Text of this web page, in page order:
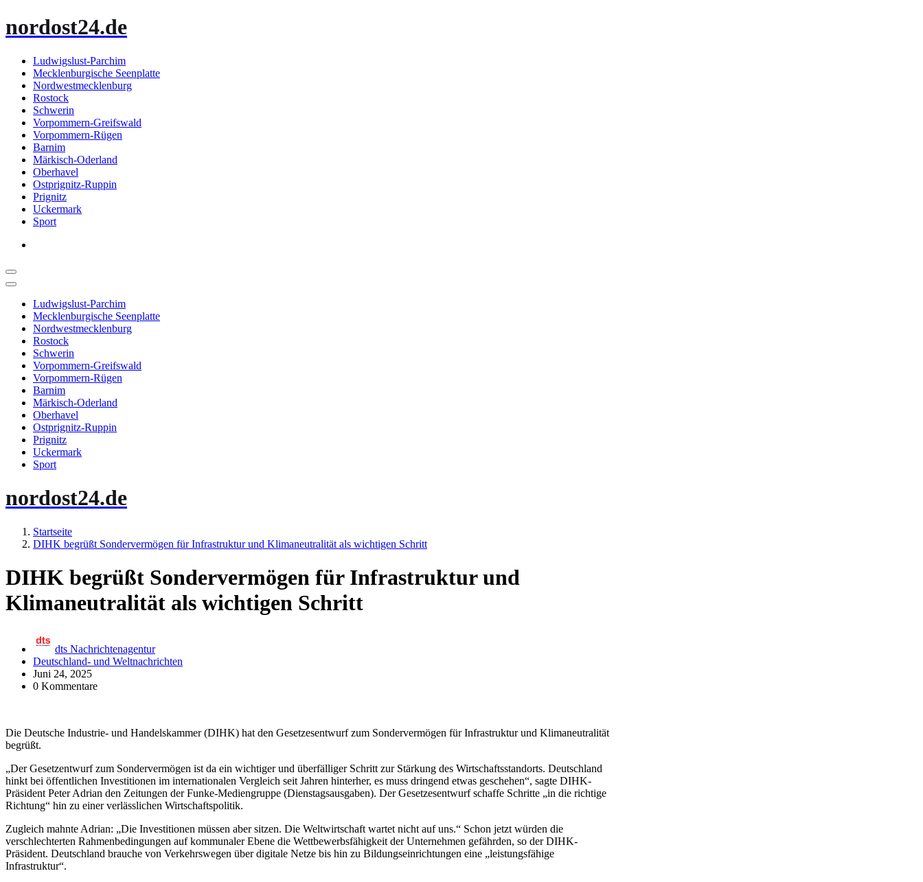
Inhalt
nordost24.de
Ludwigslust-Parchim
Mecklenburgische Seenplatte
Nordwestmecklenburg
Rostock
Schwerin
Vorpommern-Greifswald
Vorpommern-Rügen
Barnim
Märkisch-Oderland
Oberhavel
Ostprignitz-Ruppin
Prignitz
Uckermark
Sport
Ludwigslust-Parchim
Mecklenburgische Seenplatte
Nordwestmecklenburg
Rostock
Schwerin
Vorpommern-Greifswald
Vorpommern-Rügen
Barnim
Märkisch-Oderland
Oberhavel
Ostprignitz-Ruppin
Prignitz
Uckermark
Sport
nordost24.de
Startseite
DIHK begrüßt Sondervermögen für Infrastruktur und Klimaneutralität als wichtigen Schritt
DIHK begrüßt Sondervermögen für Infrastruktur und
Klimaneutralität als wichtigen Schritt
dts Nachrichtenagentur
Deutschland- und Weltnachrichten
Juni 24, 2025
0 Kommentare
Die Deutsche Industrie- und Handelskammer (DIHK) hat den Gesetzesentwurf zum Sondervermögen für Infrastruktur und Klimaneutralität
begrüßt.
„Der Gesetzentwurf zum Sondervermögen ist da ein wichtiger und überfälliger Schritt zur Stärkung des Wirtschaftsstandorts. Deutschland
hinkt bei öffentlichen Investitionen im internationalen Vergleich seit Jahren hinterher, es muss dringend etwas geschehen“, sagte DIHK-
Präsident Peter Adrian den Zeitungen der Funke-Mediengruppe (Dienstagsausgaben). Der Gesetzesentwurf schaffe Schritte „in die richtige
Richtung“ hin zu einer verlässlichen Wirtschaftspolitik.
Zugleich mahnte Adrian: „Die Investitionen müssen aber sitzen. Die Weltwirtschaft wartet nicht auf uns.“ Schon jetzt würden die
verschlechterten Rahmenbedingungen auf kommunaler Ebene die Wettbewerbsfähigkeit der Unternehmen gefährden, so der DIHK-
Präsident. Deutschland brauche von Verkehrswegen über digitale Netze bis hin zu Bildungseinrichtungen eine „leistungsfähige
Infrastruktur“.